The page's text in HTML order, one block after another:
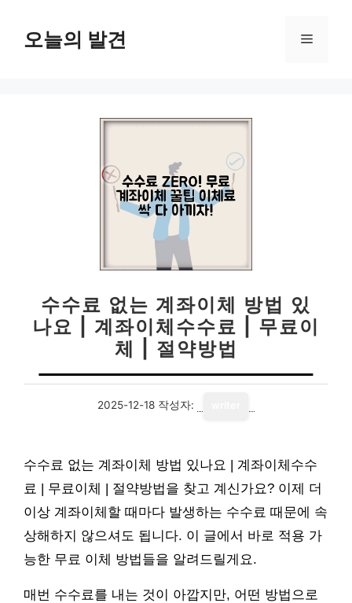
오늘의 발견 메
수수료 없는 계좌이체 방법 있
나요 | 계좌이체수수료 | 무료이
체 | 절약방법
2025-12-18 작성자:
수수료 없는 계좌이체 방법 있나요 | 계좌이체수수
료 | 무료이체 | 절약방법을 찾고 계신가요? 이제 더
이상 계좌이체할 때마다 발생하는 수수료 때문에 속
상해하지 않으셔도 됩니다. 이 글에서 바로 적용 가
능한 무료 이체 방법들을 알려드릴게요.
매번 수수료를 내는 것이 아깝지만, 어떤 방법으로